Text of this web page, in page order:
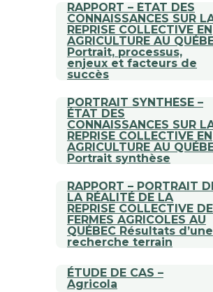
RAPPORT – ÉTAT DES
CONNAISSANCES SUR
REPRISE COLLECTIVE EN
AGRICULTURE AU
Portrait, processus,
enjeux et facteurs de
succès
PORTRAIT SYNTHÈSE –
ÉTAT DES
CONNAISSANCES SUR
REPRISE COLLECTIVE EN
AGRICULTURE AU
Portrait synthèse
RAPPORT – PORTRAIT
LA RÉALITÉ DE LA
REPRISE COLLECTIVE
FERMES AGRICOLES AU
QUÉBEC Résultats d’une
recherche terrain
ÉTUDE DE CAS –
Agricola